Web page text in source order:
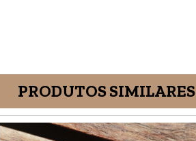
PRODUTOS SIMILARES